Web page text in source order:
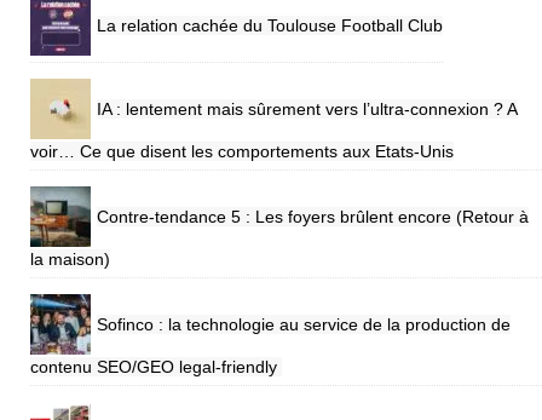
La relation cachée du Toulouse Football Club
IA : lentement mais sûrement vers l’ultra-connexion ? A
voir… Ce que disent les comportements aux Etats-Unis
Contre-tendance 5 : Les foyers brûlent encore (Retour à
la maison)
Sofinco : la technologie au service de la production de
contenu SEO/GEO legal-friendly